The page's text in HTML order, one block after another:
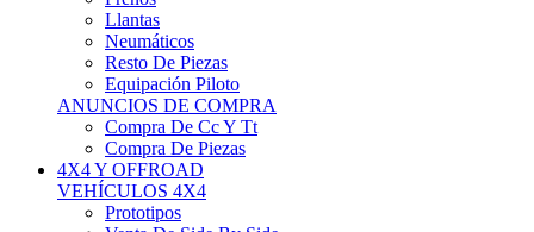
Llantas
Neumáticos
Resto De Piezas
Equipación Piloto
ANUNCIOS DE COMPRA
Compra De Cc Y Tt
Compra De Piezas
4X4 Y OFFROAD
VEHÍCULOS 4X4
Prototipos